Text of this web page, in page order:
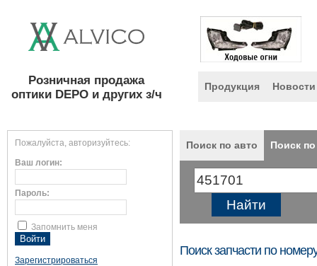
Розничная продажа
оптики DEPO и других з/ч
Продукция Новости
Пожалуйста, авторизуйтесь:
Ваш логин:
Пароль:
Запомнить меня
Зарегистрироваться
Поиск по авто Поиск
Поиск запчасти по